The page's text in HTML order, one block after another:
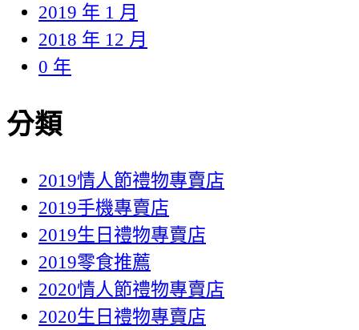
2019 年 1 月
2018 年 12 月
0 年
分類
2019情人節禮物專賣店
2019手機專賣店
2019生日禮物專賣店
2019零食推薦
2020情人節禮物專賣店
2020生日禮物專賣店